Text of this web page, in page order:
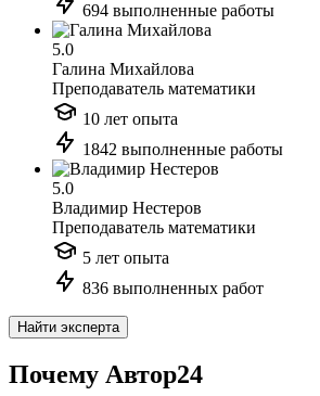
694 выполненные работы
5.0
Галина Михайлова
Преподаватель математики
10 лет опыта
1842 выполненные работы
5.0
Владимир Нестеров
Преподаватель математики
5 лет опыта
836 выполненных работ
Найти эксперта
Почему Автор24